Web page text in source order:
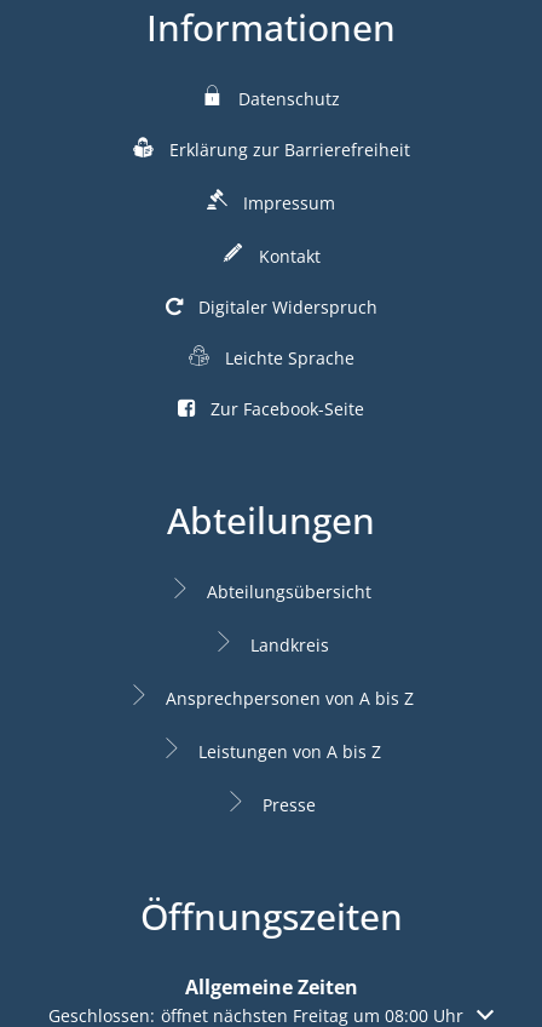
Informationen
Datenschutz
Erklärung zur Barrierefreiheit
Impressum
Kontakt
Digitaler Widerspruch
Leichte Sprache
Zur Facebook-Seite
Abteilungen
Abteilungsübersicht
Landkreis
Ansprechpersonen von A bis Z
Leistungen von A bis Z
Presse
Öffnungszeiten
Allgemeine Zeiten
Klicken, um weitere Öffnungs- oder Schließzeiten
Geschlossen: öffnet nächsten Freitag um 08:00 Uhr